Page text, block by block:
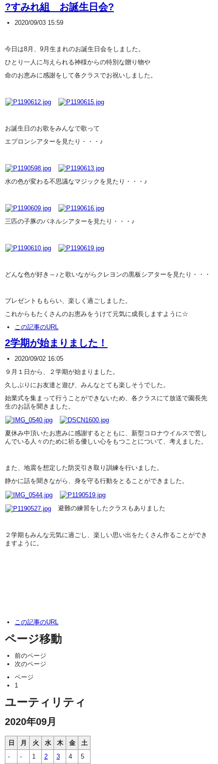
?すみれ組 お誕生日会?
2020/09/03 15:59
今日は8月、9月生まれのお誕生日会をしました。
ひとり一人に与えられる神様からの特別な贈り物や
命のお恵みに感謝をして各クラスでお祝いしました。
お誕生日のお歌をみんなで歌って
エプロンシアターを見たり・・・♪
水の色が変わる不思議なマジックを見たり・・・♪
三匹の子豚のパネルシアターを見たり・・・♪
どんな色が好き～♪と歌いながらクレヨンの黒板シアターを見たり・・・
プレゼントももらい、楽しく過ごしました。
これからもたくさんのお恵みをうけて元気に成長しますように☆
この記事のURL
2学期が始まりました！
2020/09/02 16:05
９月１日から、２学期が始まりました。
久しぶりにお友達と遊び、みんなとても楽しそうでした。
始業式を集まって行うことができないため、各クラスにて放送で園長先
生のお話を聞きました。
夏休み中頂いたお恵みに感謝するとともに、新型コロナウイルスで苦し
んでいる人々のために祈る優しい心をもつことについて、考えました。
また、地震を想定した防災引き取り訓練を行いました。
静かに話を聞きながら、身を守る行動をとることができました。
避難の練習をしたクラスもありました
２学期もみんな元気に過ごし、楽しい思い出をたくさん作ることができ
ますように。
この記事のURL
ページ移動
前のページ
次のページ
ページ
1
ユーティリティ
2020年09月
日 月 火 水 木 金
土
-
- 1 2 3 4 5